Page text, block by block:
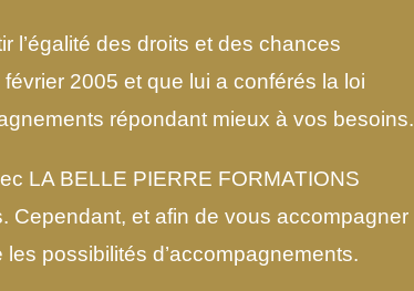
l’égalité des droits et des chances
2005 et que lui a conférés la loi
répondant mieux à vos besoins.
LA BELLE PIERRE FORMATIONS
Cependant, et afin de vous accompagner
possibilités d’accompagnements.